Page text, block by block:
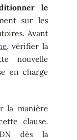
le
sur les
Avant
, vérifier la
nouvelle
en charge
la manière
clause.
dès la